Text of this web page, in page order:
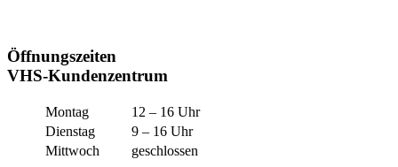
Öffnungszeiten
VHS-Kundenzentrum
Montag
12 – 16 Uhr
Dienstag
9 – 16 Uhr
Mittwoch
geschlossen